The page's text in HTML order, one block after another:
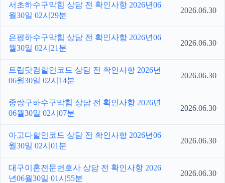
서초하수구막힘 상담 전 확인사항 2026년06
월30일 02시29분
2026.06.30
은평하수구막힘 상담 전 확인사항 2026년06
월30일 02시21분
2026.06.30
트립닷컴할인코드 상담 전 확인사항 2026년
06월30일 02시14분
2026.06.30
중랑구하수구막힘 상담 전 확인사항 2026년
06월30일 02시07분
2026.06.30
아고다할인코드 상담 전 확인사항 2026년06
월30일 02시01분
2026.06.30
대구이혼전문변호사 상담 전 확인사항 2026
년06월30일 01시55분
2026.06.30